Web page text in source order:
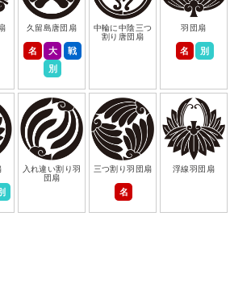
久留島唐団扇
名 大
戦
別
中輪に中陰三つ
割り唐団扇
羽団扇
名 別
入れ違い割り羽
団扇
三つ割り羽団扇
名
浮線羽団扇